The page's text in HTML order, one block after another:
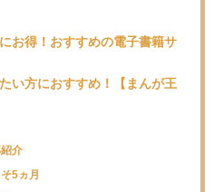
お得！おすすめの電子書籍サ
い方におすすめ！【まんが王
介
5ヵ月